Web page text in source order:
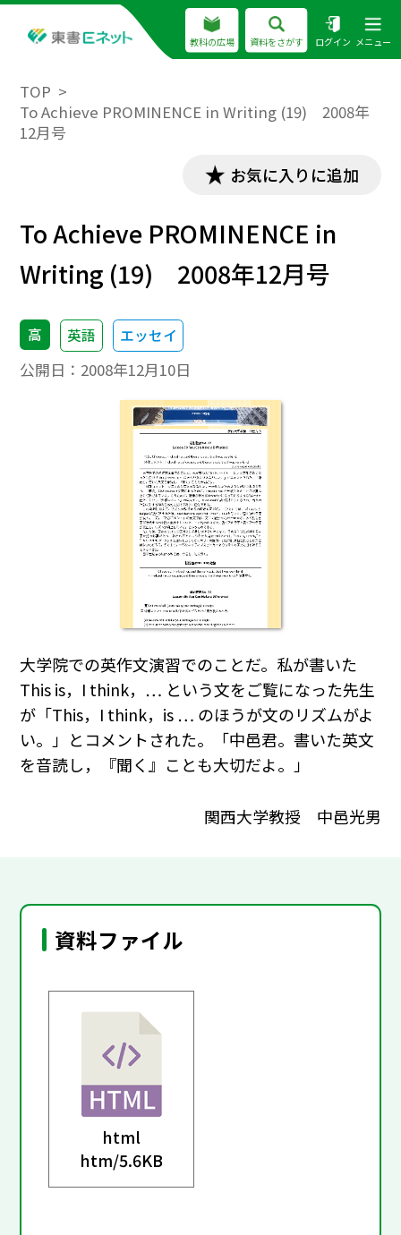
教科の広場 資料をさがす ログイン メニュー
TOP
To Achieve PROMINENCE in Writing (19) 2008年
12月号
お気に入りに追加
To Achieve PROMINENCE in
Writing (19) 2008年12月号
高 英語 エッセイ
公開日： 2008年12月10日
大学院での英作文演習でのことだ。私が書いた
This is，I think，… という文をご覧になった先生
が「This，I think，is … のほうが文のリズムがよ
い。」とコメントされた。「中邑君。書いた英文
を音読し，『聞く』ことも大切だよ。」
関西大学教授 中邑光男
資料ファイル
html
htm/5.6KB